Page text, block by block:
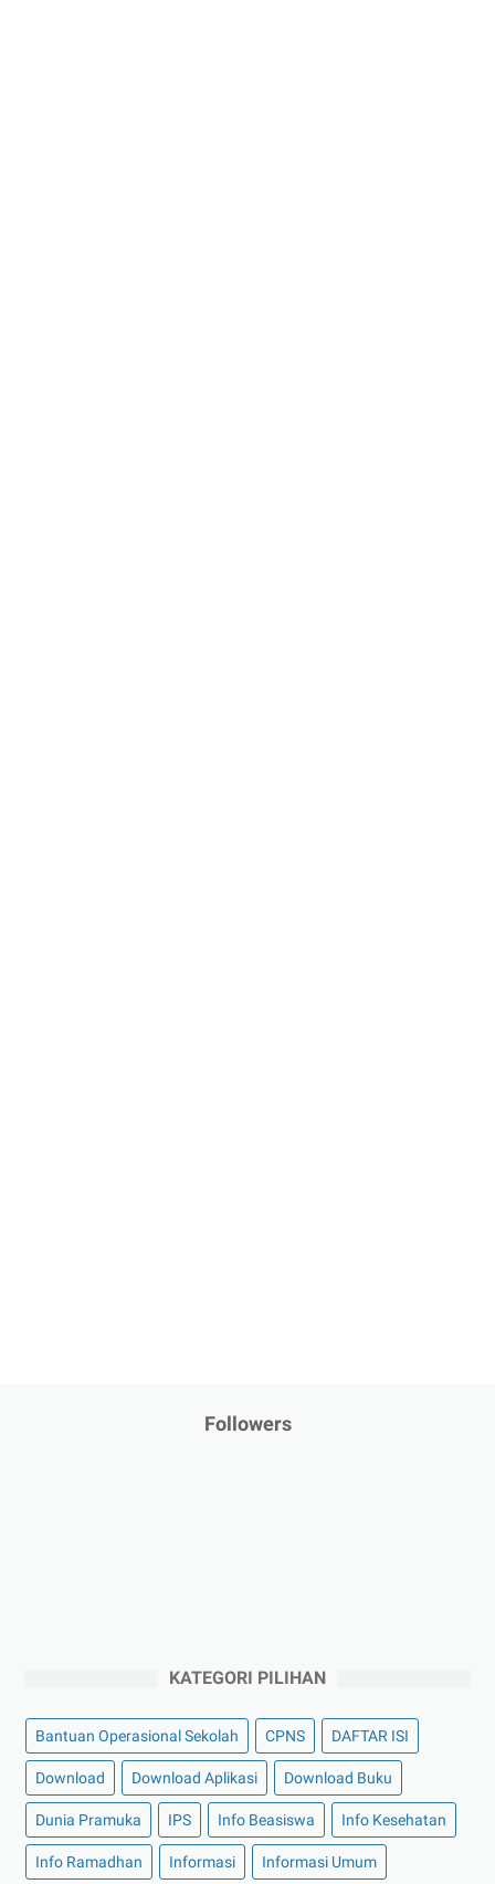
Followers
KATEGORI PILIHAN
Bantuan Operasional Sekolah CPNS DAFTAR ISI
Download Download Aplikasi Download Buku
Dunia Pramuka IPS Info Beasiswa Info Kesehatan
Info Ramadhan Informasi Informasi Umum